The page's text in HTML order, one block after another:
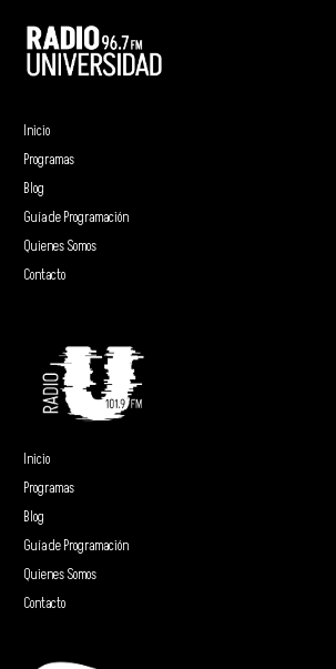
Inicio
Programas
Blog
Guía de Programación
Quienes Somos
Contacto
Inicio
Programas
Blog
Guía de Programación
Quienes Somos
Contacto